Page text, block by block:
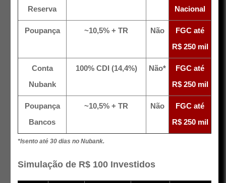
Reserva Nacional
Poupança ~10,5% + TR Não
FGC até
R$ 250 mil
Conta
Nubank
100% CDI (14,4%) Não*
FGC até
R$ 250 mil
Poupança
Bancos
~10,5% + TR Não
FGC até
R$ 250 mil
*Isento até 30 dias no Nubank.
Simulação de R$ 100 Investidos